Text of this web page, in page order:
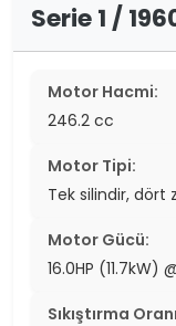
Serie 1 /
Motor Hacmi:
246.2 cc
Motor Tipi:
Tek silindir, dört
Motor Gücü:
16.0HP (11.7kW)
Sıkıştırma